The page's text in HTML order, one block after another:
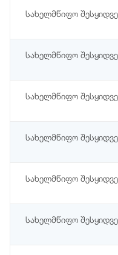
სახელმწიფო
სახელმწიფო
სახელმწიფო
სახელმწიფო
სახელმწიფო
სახელმწიფო